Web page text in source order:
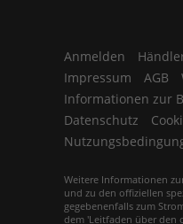
Anmelden
Impressum
AGB
Informationen zur
Datenschutz
Weitere Informationen
und zu den offiziellen
gegebenenfalls zum
dem 'Leitfaden über den